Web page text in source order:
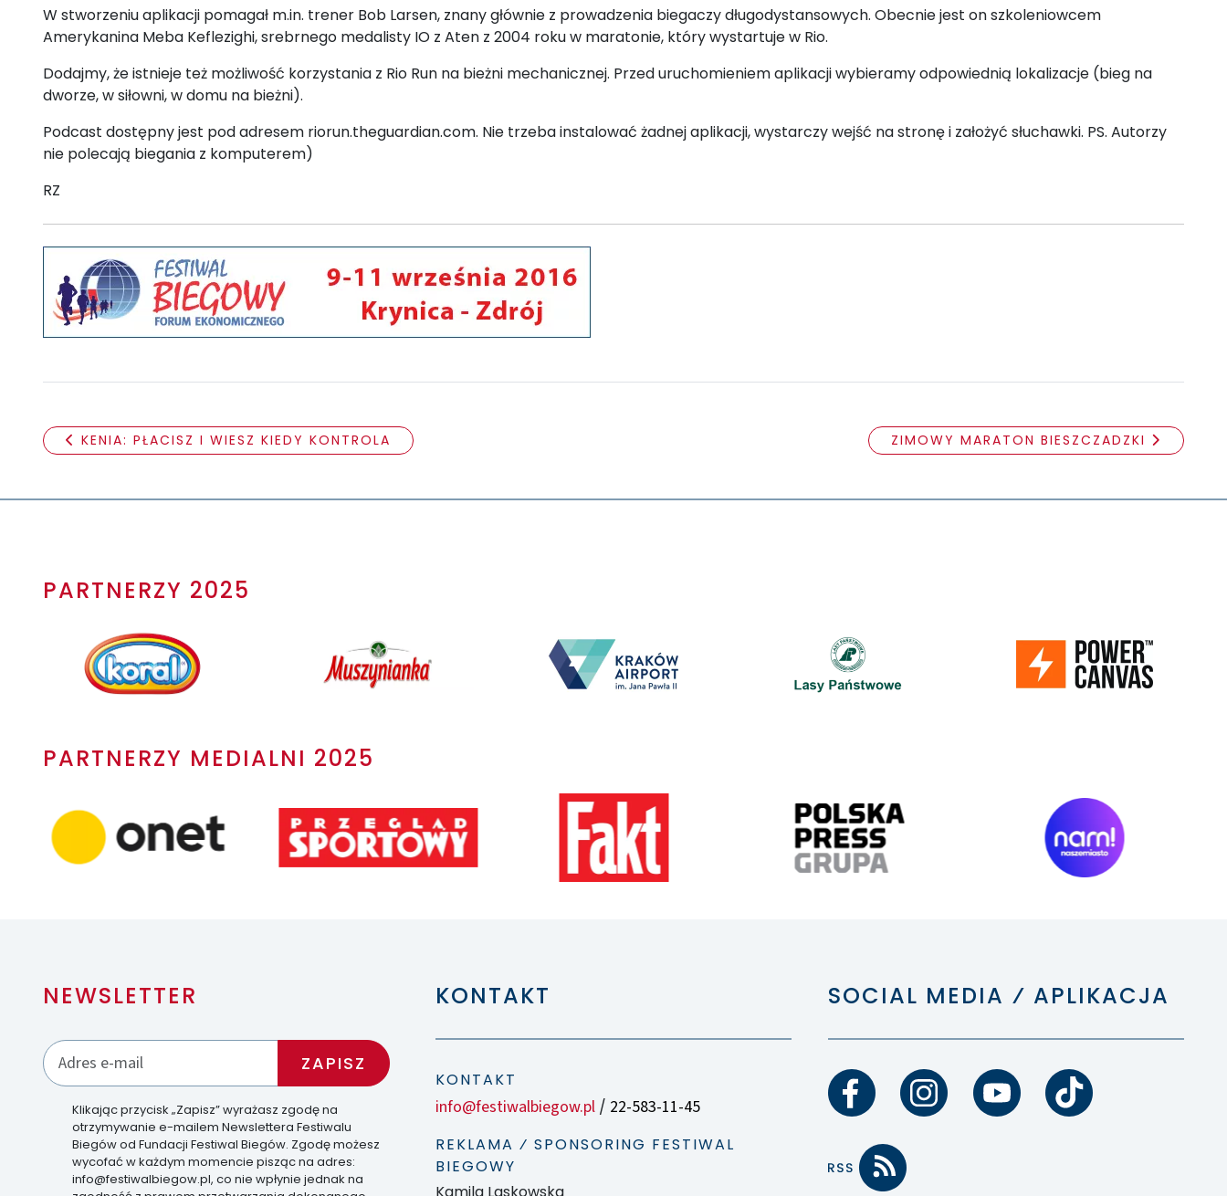
W stworzeniu aplikacji pomagał m.in. trener Bob Larsen, znany głównie z prowadzenia biegaczy długodystansowych. Obecnie jest on szkoleniowcem
Amerykanina Meba Keflezighi, srebrnego medalisty IO z Aten z 2004 roku w maratonie, który wystartuje w Rio.
Dodajmy, że istnieje też możliwość korzystania z Rio Run na bieżni mechanicznej. Przed uruchomieniem aplikacji wybieramy odpowiednią lokalizacje (bieg na
dworze, w siłowni, w domu na bieżni).
Podcast dostępny jest pod adresem riorun.theguardian.com. Nie trzeba instalować żadnej aplikacji, wystarczy wejść na stronę i założyć słuchawki. PS. Autorzy
nie polecają biegania z komputerem)
RZ
KENIA: PŁACISZ I WIESZ KIEDY KONTROLA ZIMOWY MARATON BIESZCZADZKI
PARTNERZY 2025
PARTNERZY MEDIALNI 2025
NEWSLETTER
Klikając przycisk „Zapisz” wyrażasz zgodę na
otrzymywanie e-mailem Newslettera Festiwalu
Biegów od Fundacji Festiwal Biegów. Zgodę możesz
wycofać w każdym momencie pisząc na adres:
info@festiwalbiegow.pl, co nie wpłynie jednak na
KONTAKT
KONTAKT
info@festiwalbiegow.pl/ 22-583-11-45
REKLAMA ⁄ SPONSORING FESTIWAL
BIEGOWY
Kamila Laskowska
SOCIAL MEDIA ⁄ APLIKACJA